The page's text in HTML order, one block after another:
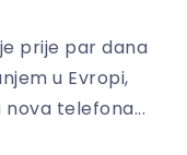
prije par dana
u Evropi,
telefona...